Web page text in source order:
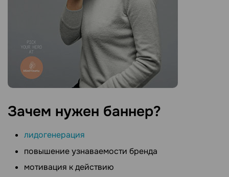
Зачем нужен баннер?
лидогенерация
повышение узнаваемости бренда
мотивация к действию